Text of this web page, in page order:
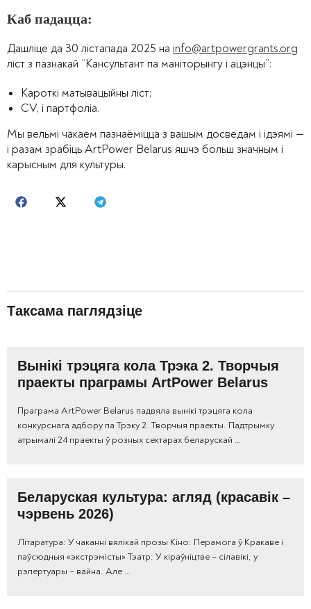
Каб падацца:
Дашліце да 30 лістапада 2025 на info@artpowergrants.org
ліст з пазнакай “Кансультант па маніторынгу і ацэнцы”:
Кароткі матывацыйны ліст;
CV, і партфоліа.
Мы вельмі чакаем пазнаёміцца з вашым досведам і ідэямі —
і разам зрабіць ArtPower Belarus яшчэ больш значным і
карысным для культуры.
Таксама паглядзіце
Вынікі трэцяга кола Трэка 2. Творчыя
праекты праграмы ArtPower Belarus
Праграма ArtPower Belarus падвяла вынікі трэцяга кола
конкурснага адбору па Трэку 2. Творчыя праекты. Падтрымку
атрымалі 24 праекты ў розных сектарах беларускай …
Беларуская культура: агляд (красавік –
чэрвень 2026)
Літаратура: У чаканні вялікай прозы Кіно: Перамога ў Кракаве і
паўсюдныя «экстрэмісты» Тэатр: У кіраўніцтве – сілавікі, у
рэпертуары – вайна. Але …